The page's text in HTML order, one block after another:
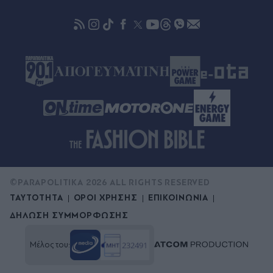
ΤΑΥΤΟΤΗΤΑ ΟΡΟΙ ΧΡΗΣΗΣ
ΕΠΙΚΟΙΝΩΝΙΑ
ΔΗΛΩΣΗ ΣΥΜΜΟΡΦΩΣΗΣ
©PARAPOLITIKA 2026 ALL RIGHTS RESERVED
Μέλος του: